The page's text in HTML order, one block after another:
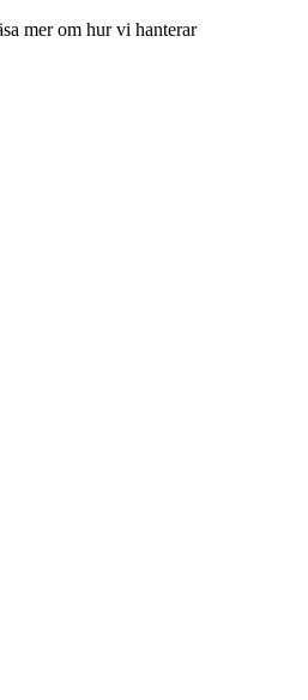
mer om hur vi hanterar